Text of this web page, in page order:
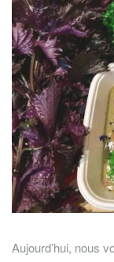
Aujourd’hui, nous